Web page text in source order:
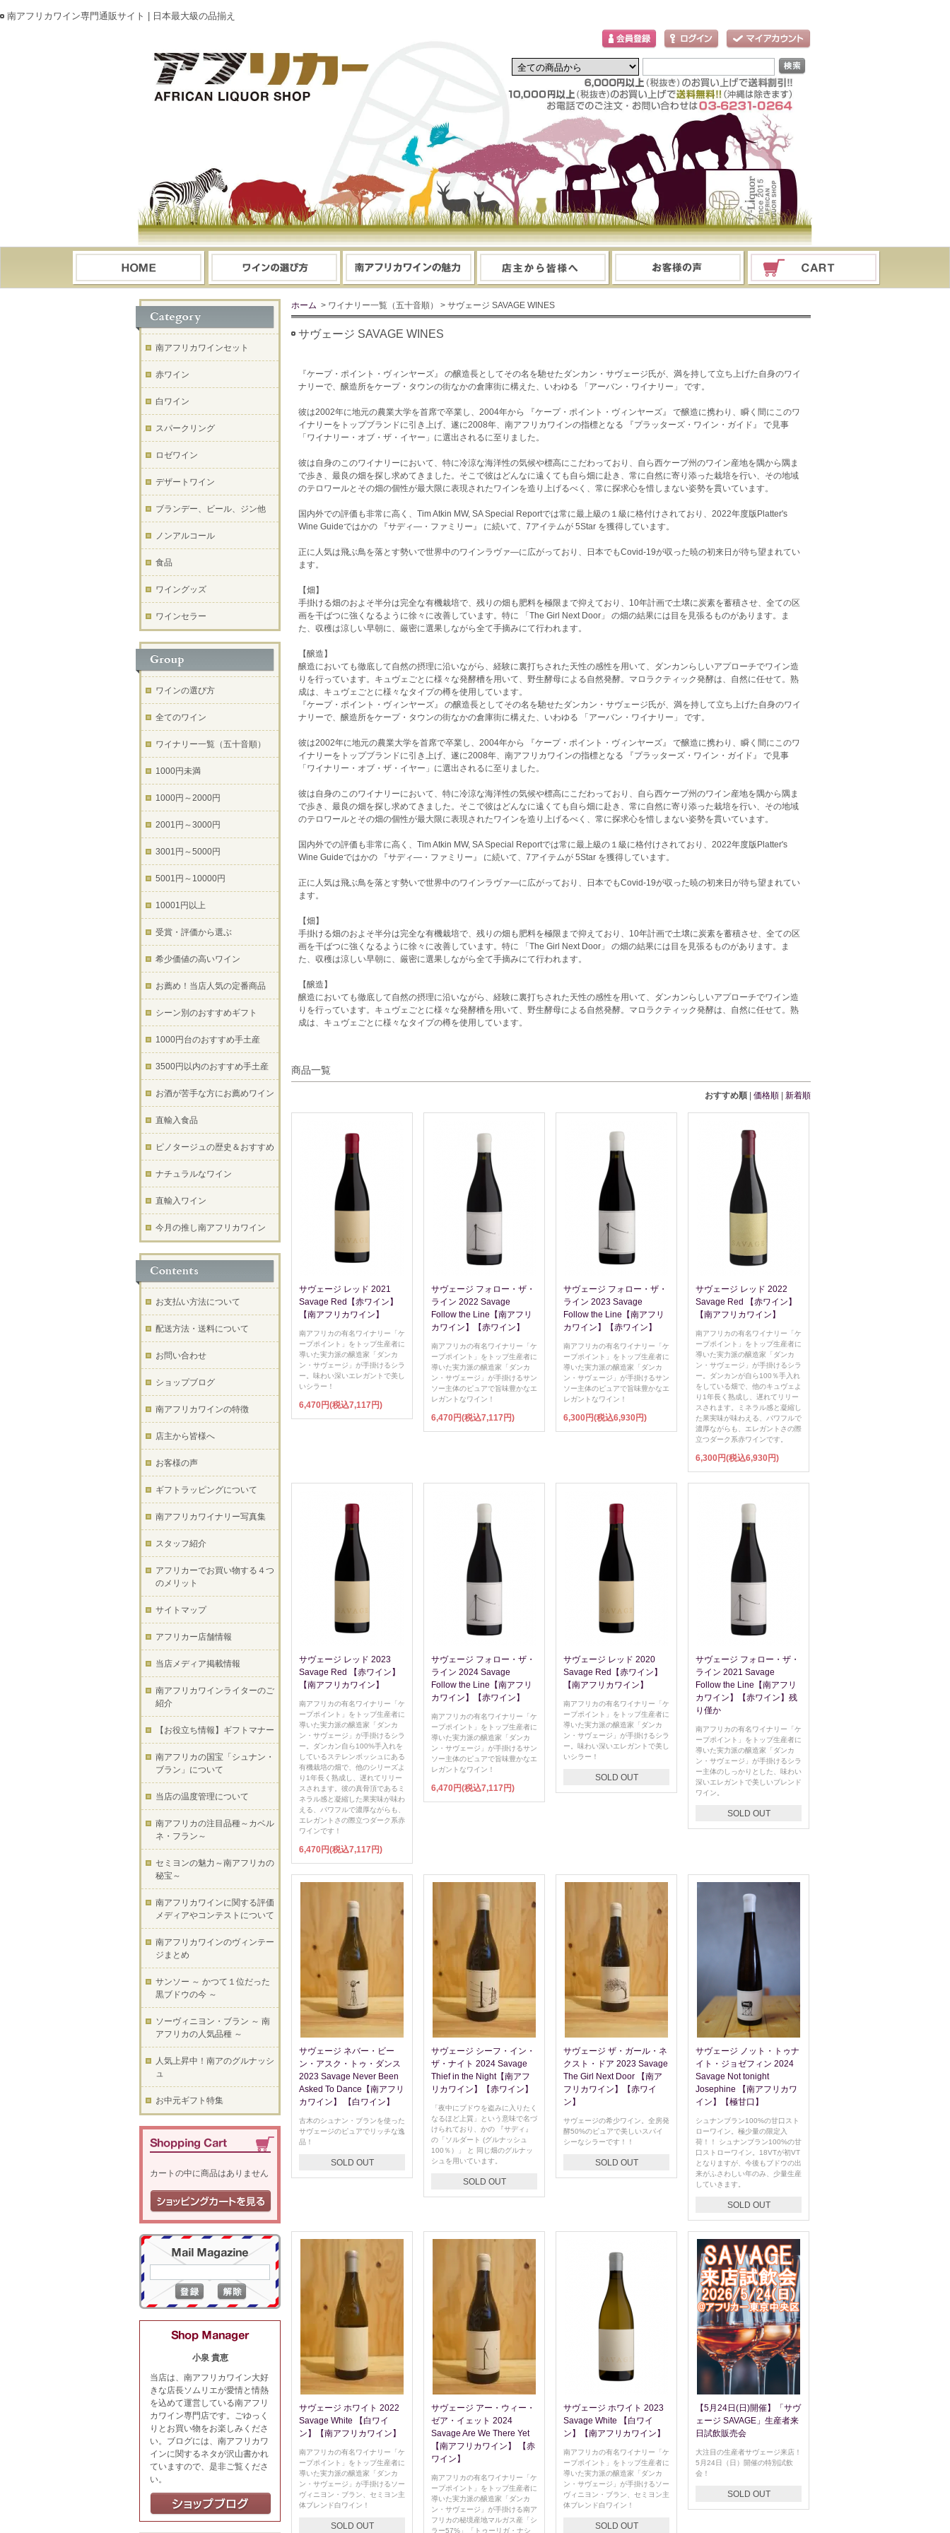
南アフリカワイン専門通販サイト | 日本最大級の品揃え
ホーム > ワイナリー一覧（五十音順） > サヴェージ SAVAGE WINES
サヴェージ SAVAGE WINES
『ケープ・ポイント・ヴィンヤーズ』 の醸造長としてその名を馳せたダンカン・サヴェージ氏が、満を持して立ち上げた自身のワイ
ナリーで、醸造所をケープ・タウンの街なかの倉庫街に構えた、いわゆる 「アーバン・ワイナリー」 です。
彼は2002年に地元の農業大学を首席で卒業し、2004年から 『ケープ・ポイント・ヴィンヤーズ』 で醸造に携わり、瞬く間にこのワ
イナリーをトップブランドに引き上げ、遂に2008年、南アフリカワインの指標となる 『プラッターズ・ワイン・ガイド』 で見事
「ワイナリー・オブ・ザ・イヤー」に選出されるに至りました。
彼は自身のこのワイナリーにおいて、特に冷涼な海洋性の気候や標高にこだわっており、自ら西ケープ州のワイン産地を隅から隅ま
で歩き、最良の畑を探し求めてきました。そこで彼はどんなに遠くても自ら畑に赴き、常に自然に寄り添った栽培を行い、その地域
のテロワールとその畑の個性が最大限に表現されたワインを造り上げるべく、常に探求心を惜しまない姿勢を貫いています。
国内外での評価も非常に高く、Tim Atkin MW, SA Special Reportでは常に最上級の１級に格付けされており、2022年度版Platter's
Wine Guideではかの 『サディ―・ファミリー』 に続いて、7アイテムが 5Star を獲得しています。
正に人気は飛ぶ鳥を落とす勢いで世界中のワインラヴァ―に広がっており、日本でもCovid-19が収った暁の初来日が待ち望まれてい
ます。
【畑】
手掛ける畑のおよそ半分は完全な有機栽培で、残りの畑も肥料を極限まで抑えており、10年計画で土壌に炭素を蓄積させ、全ての区
画を干ばつに強くなるように徐々に改善しています。特に 「The Girl Next Door」 の畑の結果には目を見張るものがあります。ま
た、収穫は涼しい早朝に、厳密に選果しながら全て手摘みにて行われます。
【醸造】
醸造においても徹底して自然の摂理に沿いながら、経験に裏打ちされた天性の感性を用いて、ダンカンらしいアプローチでワイン造
りを行っています。キュヴェごとに様々な発酵槽を用いて、野生酵母による自然発酵。マロラクティック発酵は、自然に任せて。熟
成は、キュヴェごとに様々なタイプの樽を使用しています。
『ケープ・ポイント・ヴィンヤーズ』 の醸造長としてその名を馳せたダンカン・サヴェージ氏が、満を持して立ち上げた自身のワイ
ナリーで、醸造所をケープ・タウンの街なかの倉庫街に構えた、いわゆる 「アーバン・ワイナリー」 です。
彼は2002年に地元の農業大学を首席で卒業し、2004年から 『ケープ・ポイント・ヴィンヤーズ』 で醸造に携わり、瞬く間にこのワ
イナリーをトップブランドに引き上げ、遂に2008年、南アフリカワインの指標となる 『プラッターズ・ワイン・ガイド』 で見事
「ワイナリー・オブ・ザ・イヤー」に選出されるに至りました。
彼は自身のこのワイナリーにおいて、特に冷涼な海洋性の気候や標高にこだわっており、自ら西ケープ州のワイン産地を隅から隅ま
で歩き、最良の畑を探し求めてきました。そこで彼はどんなに遠くても自ら畑に赴き、常に自然に寄り添った栽培を行い、その地域
のテロワールとその畑の個性が最大限に表現されたワインを造り上げるべく、常に探求心を惜しまない姿勢を貫いています。
国内外での評価も非常に高く、Tim Atkin MW, SA Special Reportでは常に最上級の１級に格付けされており、2022年度版Platter's
Wine Guideではかの 『サディ―・ファミリー』 に続いて、7アイテムが 5Star を獲得しています。
正に人気は飛ぶ鳥を落とす勢いで世界中のワインラヴァ―に広がっており、日本でもCovid-19が収った暁の初来日が待ち望まれてい
ます。
【畑】
手掛ける畑のおよそ半分は完全な有機栽培で、残りの畑も肥料を極限まで抑えており、10年計画で土壌に炭素を蓄積させ、全ての区
画を干ばつに強くなるように徐々に改善しています。特に 「The Girl Next Door」 の畑の結果には目を見張るものがあります。ま
た、収穫は涼しい早朝に、厳密に選果しながら全て手摘みにて行われます。
【醸造】
醸造においても徹底して自然の摂理に沿いながら、経験に裏打ちされた天性の感性を用いて、ダンカンらしいアプローチでワイン造
りを行っています。キュヴェごとに様々な発酵槽を用いて、野生酵母による自然発酵。マロラクティック発酵は、自然に任せて。熟
成は、キュヴェごとに様々なタイプの樽を使用しています。
商品一覧
おすすめ順 価格順 新着順
サヴェージ レッド 2021
Savage Red【赤ワイン】
【南アフリカワイン】
南アフリカの有名ワイナリー「ケ
ープポイント」をトップ生産者に
導いた実力派の醸造家「ダンカ
ン・サヴェージ」が手掛けるシラ
ー。味わい深いエレガントで美し
いシラー！
6,470円(税込7,117円)
サヴェージ フォロー・ザ・
ライン 2022 Savage
Follow the Line【南アフリ
カワイン】【赤ワイン】
南アフリカの有名ワイナリー「ケ
ープポイント」をトップ生産者に
導いた実力派の醸造家「ダンカ
ン・サヴェージ」が手掛けるサン
ソー主体のピュアで旨味豊かなエ
レガントなワイン！
6,470円(税込7,117円)
サヴェージ フォロー・ザ・
ライン 2023 Savage
Follow the Line【南アフリ
カワイン】【赤ワイン】
南アフリカの有名ワイナリー「ケ
ープポイント」をトップ生産者に
導いた実力派の醸造家「ダンカ
ン・サヴェージ」が手掛けるサン
ソー主体のピュアで旨味豊かなエ
レガントなワイン！
6,300円(税込6,930円)
サヴェージ レッド 2022
Savage Red 【赤ワイン】
【南アフリカワイン】
南アフリカの有名ワイナリー「ケ
ープポイント」をトップ生産者に
導いた実力派の醸造家「ダンカ
ン・サヴェージ」が手掛けるシラ
ー。ダンカンが自ら100％手入れ
をしている畑で、他のキュヴェよ
り1年長く熟成し、遅れてリリー
スされます。ミネラル感と凝縮し
た果実味が味わえる、パワフルで
濃厚ながらも、エレガントさの際
立つダーク系赤ワインです。
6,300円(税込6,930円)
サヴェージ レッド 2023
Savage Red 【赤ワイン】
【南アフリカワイン】
南アフリカの有名ワイナリー「ケ
ープポイント」をトップ生産者に
導いた実力派の醸造家「ダンカ
ン・サヴェージ」が手掛けるシラ
ー。ダンカン自ら100%手入れを
しているステレンボッシュにある
有機栽培の畑で、他のシリーズよ
り1年長く熟成し、遅れてリリー
スされます。彼の真骨頂であるミ
ネラル感と凝縮した果実味が味わ
える、パワフルで濃厚ながらも、
エレガントさの際立つダーク系赤
ワインです！
6,470円(税込7,117円)
サヴェージ フォロー・ザ・
ライン 2024 Savage
Follow the Line【南アフリ
カワイン】【赤ワイン】
南アフリカの有名ワイナリー「ケ
ープポイント」をトップ生産者に
導いた実力派の醸造家「ダンカ
ン・サヴェージ」が手掛けるサン
ソー主体のピュアで旨味豊かなエ
レガントなワイン！
6,470円(税込7,117円)
サヴェージ レッド 2020
Savage Red【赤ワイン】
【南アフリカワイン】
南アフリカの有名ワイナリー「ケ
ープポイント」をトップ生産者に
導いた実力派の醸造家「ダンカ
ン・サヴェージ」が手掛けるシラ
ー。味わい深いエレガントで美し
いシラー！
SOLD OUT
サヴェージ フォロー・ザ・
ライン 2021 Savage
Follow the Line【南アフリ
カワイン】【赤ワイン】残
り僅か
南アフリカの有名ワイナリー「ケ
ープポイント」をトップ生産者に
導いた実力派の醸造家「ダンカ
ン・サヴェージ」が手掛けるシラ
ー主体のしっかりとした、味わい
深いエレガントで美しいブレンド
ワイン。
SOLD OUT
サヴェージ ネバー・ビー
ン・アスク・トゥ・ダンス
2023 Savage Never Been
Asked To Dance【南アフリ
カワイン】 【白ワイン】
古木のシュナン・ブランを使った
サヴェージのピュアでリッチな逸
品！
SOLD OUT
サヴェージ シーフ・イン・
ザ・ナイト 2024 Savage
Thief in the Night【南アフ
リカワイン】【赤ワイン】
「夜中にブドウを盗みに入りたく
なるほど上質」という意味で名づ
けられており、かの 『サディ』
の「ソルダート (グルナッシュ
100％）」 と 同じ畑のグルナッ
シュを用いています。
SOLD OUT
サヴェージ ザ・ガール・ネ
クスト・ドア 2023 Savage
The Girl Next Door 【南ア
フリカワイン】【赤ワイ
ン】
サヴェージの希少ワイン。全房発
酵50%のピュアで美しいスパイ
シーなシラーです！！
SOLD OUT
サヴェージ ノット・トゥナ
イト・ジョゼフィン 2024
Savage Not tonight
Josephine 【南アフリカワ
イン】【極甘口】
シュナンブラン100%の甘口スト
ローワイン。極少量の限定入
荷！！ シュナンブラン100%の甘
口ストローワイン。18VTが初VT
となりますが、今後もブドウの出
来がふさわしい年のみ、少量生産
していきます。
SOLD OUT
サヴェージ ホワイト 2022
Savage White 【白ワイ
ン】【南アフリカワイン】
南アフリカの有名ワイナリー「ケ
ープポイント」をトップ生産者に
導いた実力派の醸造家「ダンカ
ン・サヴェージ」が手掛けるソー
ヴィニヨン・ブラン、セミヨン主
体ブレンド白ワイン！
SOLD OUT
サヴェージ アー・ウィー・
ゼア・イェット 2024
Savage Are We There Yet
【南アフリカワイン】 【赤
ワイン】
南アフリカの有名ワイナリー「ケ
ープポイント」をトップ生産者に
導いた実力派の醸造家「ダンカ
ン・サヴェージ」が手掛ける南ア
フリカの秘境産地マルガス産「シ
ラー57%」「トゥーリガ・ナシ
サヴェージ ホワイト 2023
Savage White 【白ワイ
ン】【南アフリカワイン】
南アフリカの有名ワイナリー「ケ
ープポイント」をトップ生産者に
導いた実力派の醸造家「ダンカ
ン・サヴェージ」が手掛けるソー
ヴィニヨン・ブラン、セミヨン主
体ブレンド白ワイン！
SOLD OUT
【5月24日(日)開催】「サヴ
ェージ SAVAGE」生産者来
日試飲販売会
大注目の生産者サヴェージ来店！
5月24日（日）開催の特別試飲
会！
SOLD OUT
南アフリカワインセット
赤ワイン
白ワイン
スパークリング
ロゼワイン
デザートワイン
ブランデー、ビール、ジン他
ノンアルコール
食品
ワイングッズ
ワインセラー
ワインの選び方
全てのワイン
ワイナリー一覧（五十音順）
1000円未満
1000円～2000円
2001円～3000円
3001円～5000円
5001円～10000円
10001円以上
受賞・評価から選ぶ
希少価値の高いワイン
お薦め！当店人気の定番商品
シーン別のおすすめギフト
1000円台のおすすめ手土産
3500円以内のおすすめ手土産
お酒が苦手な方にお薦めワイン
直輸入食品
ピノタージュの歴史＆おすすめ
ナチュラルなワイン
直輸入ワイン
今月の推し南アフリカワイン
お支払い方法について
配送方法・送料について
お問い合わせ
ショップブログ
南アフリカワインの特徴
店主から皆様へ
お客様の声
ギフトラッピングについて
南アフリカワイナリー写真集
スタッフ紹介
アフリカーでお買い物する４つ
のメリット
サイトマップ
アフリカー店舗情報
当店メディア掲載情報
南アフリカワインライターのご
紹介
【お役立ち情報】ギフトマナー
南アフリカの国宝「シュナン・
ブラン」について
当店の温度管理について
南アフリカの注目品種～カベル
ネ・フラン～
セミヨンの魅力～南アフリカの
秘宝～
南アフリカワインに関する評価
メディアやコンテストについて
南アフリカワインのヴィンテー
ジまとめ
サンソー ～ かつて１位だった
黒ブドウの今 ～
ソーヴィニヨン・ブラン ～ 南
アフリカの人気品種 ～
人気上昇中！南アのグルナッシ
ュ
お中元ギフト特集
カートの中に商品はありません
小泉 貴恵
当店は、南アフリカワイン大好
きな店長ソムリエが愛情と情熱
を込めて運営している南アフリ
カワイン専門店です。ごゆっく
りとお買い物をお楽しみくださ
い。ブログには、南アフリカワ
インに関するネタが沢山書かれ
ていますので、是非ご覧くださ
い。